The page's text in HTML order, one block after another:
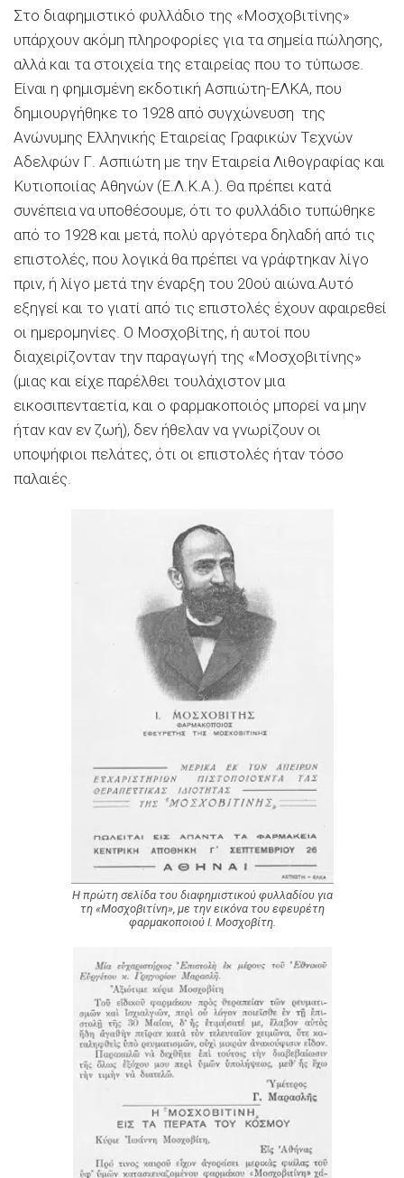
Στο διαφημιστικό φυλλάδιο της «Μοσχοβιτίνης»
υπάρχουν ακόμη πληροφορίες για τα σημεία πώλησης,
αλλά και τα στοιχεία της εταιρείας που το τύπωσε.
Είναι η φημισμένη εκδοτική Ασπιώτη-ΕΛΚΑ, που
δημιουργήθηκε το 1928 από συγχώνευση της
Ανώνυμης Ελληνικής Εταιρείας Γραφικών Τεχνών
Αδελφών Γ. Ασπιώτη με την Εταιρεία Λιθογραφίας και
Κυτιοποιίας Αθηνών (Ε.Λ.Κ.Α.). Θα πρέπει κατά
συνέπεια να υποθέσουμε, ότι το φυλλάδιο τυπώθηκε
από το 1928 και μετά, πολύ αργότερα δηλαδή από τις
επιστολές, που λογικά θα πρέπει να γράφτηκαν λίγο
πριν, ή λίγο μετά την έναρξη του 20ού αιώνα.Αυτό
εξηγεί και το γιατί από τις επιστολές έχουν αφαιρεθεί
οι ημερομηνίες. Ο Μοσχοβίτης, ή αυτοί που
διαχειρίζονταν την παραγωγή της «Μοσχοβιτίνης»
(μιας και είχε παρέλθει τουλάχιστον μια
εικοσιπενταετία, και ο φαρμακοποιός μπορεί να μην
ήταν καν εν ζωή), δεν ήθελαν να γνωρίζουν οι
υποψήφιοι πελάτες, ότι οι επιστολές ήταν τόσο
παλαιές.
Η πρώτη σελίδα του διαφημιστικού φυλλαδίου για
τη «Μοσχοβιτίνη», με την εικόνα του εφευρέτη
φαρμακοποιού Ι. Μοσχοβίτη.